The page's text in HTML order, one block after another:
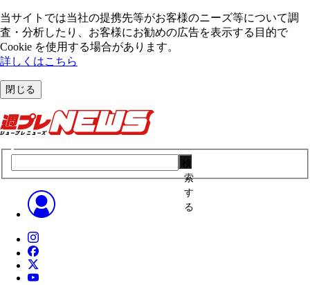
当サイトでは当社の提携先等がお客様のニーズ等について調
査・分析したり、お客様にお勧めの広告を表⽰する⽬的で
Cookie を使⽤する場合があります。
詳しくはこちら
閉じる
索
す
る